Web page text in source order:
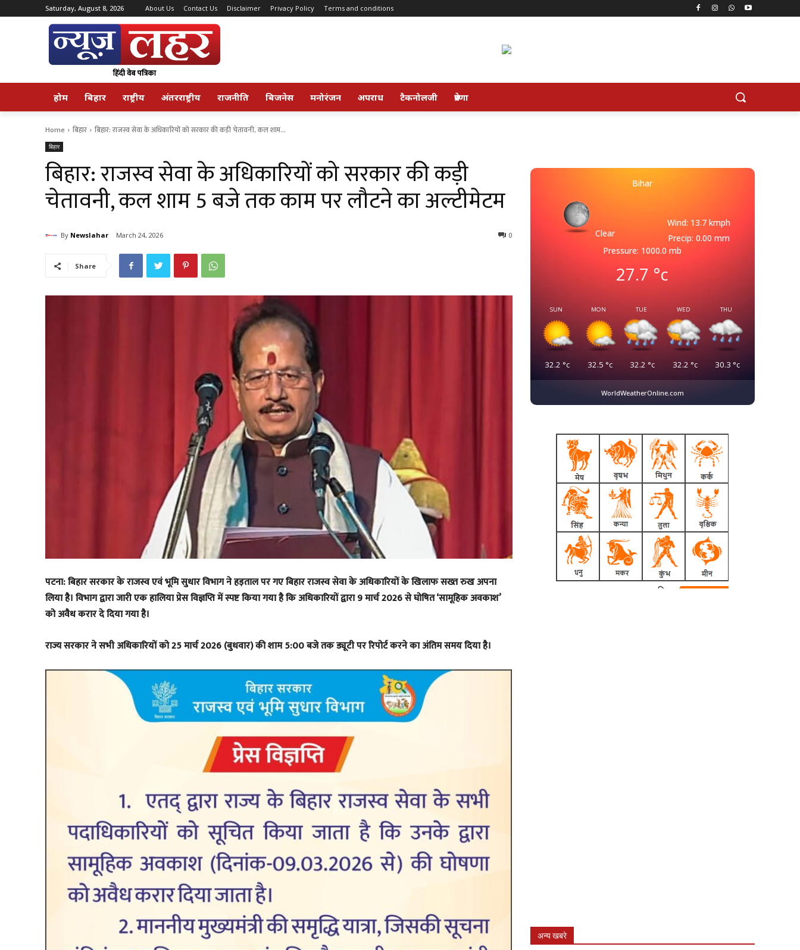
Saturday, August 8, 2026 About Us Contact Us Disclaimer Privacy Policy Terms and conditions
होम बिहार राष्ट्रीय अंतरराष्ट्रीय राजनीति बिजनेस मनोरंजन अपराध टैकनोलजी प्रेरणा
Home बिहार बिहार: राजस्व सेवा के अधिकारियों को सरकार की कड़ी चेतावनी, कल शाम...
बिहार
बिहार: राजस्व सेवा के अधिकारियों को सरकार की कड़ी
चेतावनी, कल शाम 5 बजे तक काम पर लौटने का अल्टीमेटम
By Newslahar March 24, 2026 0
Share
पटना: बिहार सरकार के राजस्व एवं भूमि सुधार विभाग ने हड़ताल पर गए बिहार राजस्व सेवा के अधिकारियों के खिलाफ सख्त रुख अपना
लिया है। विभाग द्वारा जारी एक हालिया प्रेस विज्ञप्ति में स्पष्ट किया गया है कि अधिकारियों द्वारा 9 मार्च 2026 से घोषित ‘सामूहिक अवकाश’
को अवैध करार दे दिया गया है।
राज्य सरकार ने सभी अधिकारियों को 25 मार्च 2026 (बुधवार) की शाम 5:00 बजे तक ड्यूटी पर रिपोर्ट करने का अंतिम समय दिया है।
Bihar
Clear
Wind: 13.7 kmph
Precip: 0.00 mm
Pressure: 1000.0 mb
27.7 °c
SUN
32.2 °c
MON
32.5 °c
TUE
32.2 °c
WED
32.2 °c
THU
30.3 °c
WorldWeatherOnline.com
अन्य खबरे